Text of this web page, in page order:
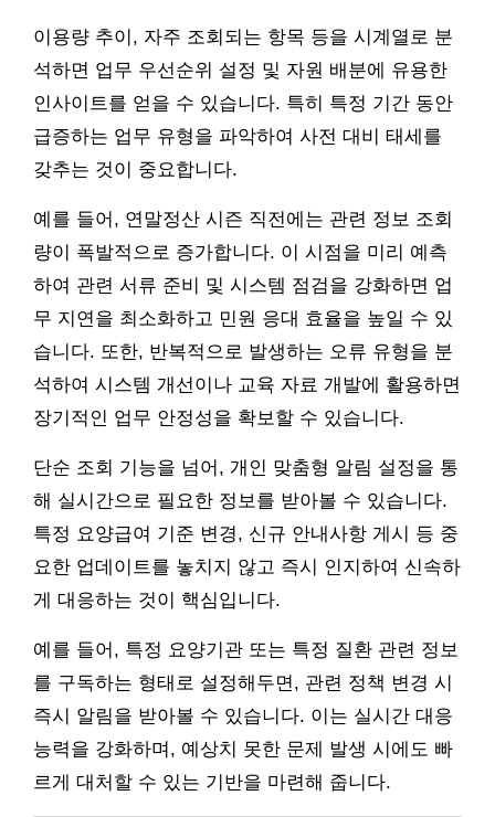
이용량 추이, 자주 조회되는 항목 등을 시계열로 분
석하면 업무 우선순위 설정 및 자원 배분에 유용한
인사이트를 얻을 수 있습니다. 특히 특정 기간 동안
급증하는 업무 유형을 파악하여 사전 대비 태세를
갖추는 것이 중요합니다.
예를 들어, 연말정산 시즌 직전에는 관련 정보 조회
량이 폭발적으로 증가합니다. 이 시점을 미리 예측
하여 관련 서류 준비 및 시스템 점검을 강화하면 업
무 지연을 최소화하고 민원 응대 효율을 높일 수 있
습니다. 또한, 반복적으로 발생하는 오류 유형을 분
석하여 시스템 개선이나 교육 자료 개발에 활용하면
장기적인 업무 안정성을 확보할 수 있습니다.
단순 조회 기능을 넘어, 개인 맞춤형 알림 설정을 통
해 실시간으로 필요한 정보를 받아볼 수 있습니다.
특정 요양급여 기준 변경, 신규 안내사항 게시 등 중
요한 업데이트를 놓치지 않고 즉시 인지하여 신속하
게 대응하는 것이 핵심입니다.
예를 들어, 특정 요양기관 또는 특정 질환 관련 정보
를 구독하는 형태로 설정해두면, 관련 정책 변경 시
즉시 알림을 받아볼 수 있습니다. 이는 실시간 대응
능력을 강화하며, 예상치 못한 문제 발생 시에도 빠
르게 대처할 수 있는 기반을 마련해 줍니다.